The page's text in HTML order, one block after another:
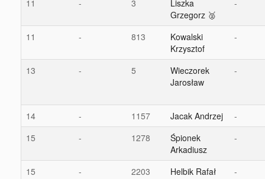
11
- 3
Liszka
Grzegorz 🥈
-
11 - 813
Kowalski
Krzysztof
-
13 - 5
Wieczorek
Jarosław
-
14 - 1157 Jacak Andrzej
-
15
- 1278
Śpionek
Arkadiusz
-
15 - 2203 Helbik Rafał
-